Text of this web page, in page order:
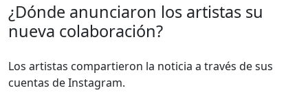
¿Dónde anunciaron los artistas su
nueva colaboración?
Los artistas compartieron la noticia a través de sus
cuentas de Instagram.